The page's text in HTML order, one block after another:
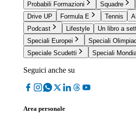
Probabili Formazioni
Squadre
Drive UP
Formula E Tennis
Podcast
Lifestyle
Un libro a
Speciali Europei
Speciali
Speciale Scudetti
Speciali
Seguici anche su
Area personale